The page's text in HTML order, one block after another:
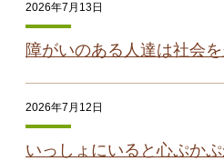
2026年7月13日
障がいのある人達は社会
2026年7月12日
いっしょにいると心ぷか